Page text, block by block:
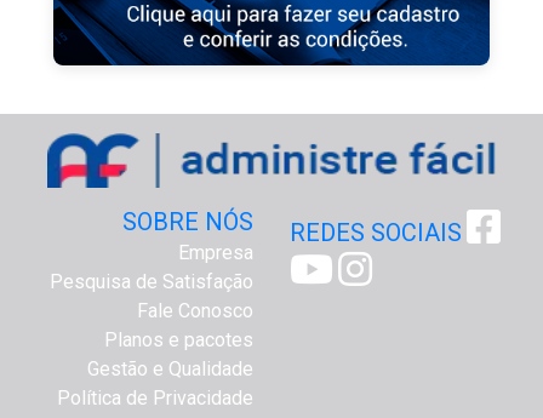
SOBRE NÓS
Empresa
Pesquisa de Satisfação
Fale Conosco
Planos e pacotes
Gestão e Qualidade
Política de Privacidade
REDES SOCIAIS